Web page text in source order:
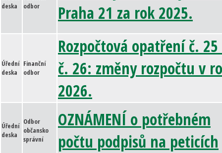
deska
odbor
Praha 21 za rok 2025.
Úřední
deska
Finanční
odbor
Rozpočtová opatření č. 25
č. 26: změny rozpočtu v
2026.
Úřední
deska
Odbor
občansko
správní
OZNÁMENÍ o potřebném
počtu podpisů na peticích